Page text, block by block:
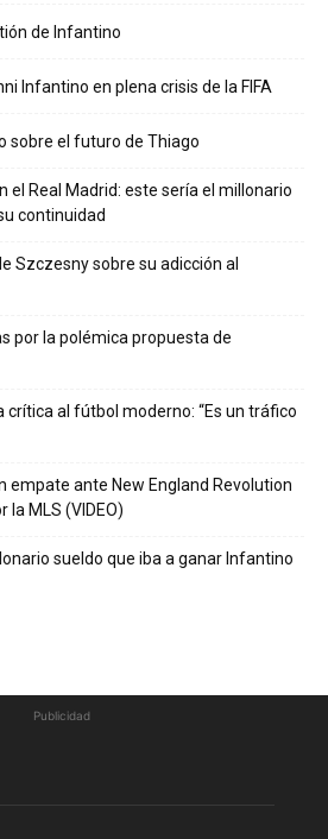
de Infantino
Infantino en plena crisis de la FIFA
sobre el futuro de Thiago
el Real Madrid: este sería el millonario
continuidad
Szczesny sobre su adicción al
por la polémica propuesta de
crítica al fútbol moderno: “Es un tráfico
empate ante New England Revolution
la MLS (VIDEO)
sueldo que iba a ganar Infantino
Publicidad